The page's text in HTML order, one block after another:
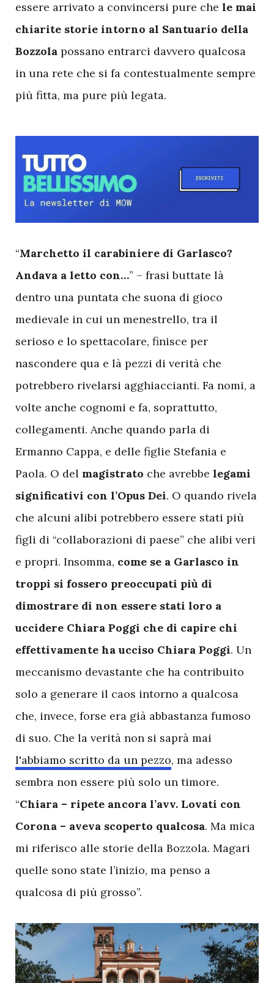
essere arrivato a convincersi pure che le mai
chiarite storie intorno al Santuario della
Bozzola possano entrarci davvero qualcosa
in una rete che si fa contestualmente sempre
più fitta, ma pure più legata.
“Marchetto il carabiniere di Garlasco?
Andava a letto con…” – frasi buttate là
dentro una puntata che suona di gioco
medievale in cui un menestrello, tra il
serioso e lo spettacolare, finisce per
nascondere qua e là pezzi di verità che
potrebbero rivelarsi agghiaccianti. Fa nomi, a
volte anche cognomi e fa, soprattutto,
collegamenti. Anche quando parla di
Ermanno Cappa, e delle figlie Stefania e
Paola. O del magistrato che avrebbe legami
significativi con l’Opus Dei. O quando rivela
che alcuni alibi potrebbero essere stati più
figli di “collaborazioni di paese” che alibi veri
e propri. Insomma, come se a Garlasco in
troppi si fossero preoccupati più di
dimostrare di non essere stati loro a
uccidere Chiara Poggi che di capire chi
effettivamente ha ucciso Chiara Poggi. Un
meccanismo devastante che ha contribuito
solo a generare il caos intorno a qualcosa
che, invece, forse era già abbastanza fumoso
di suo. Che la verità non si saprà mai
l'abbiamo scritto da un pezzo, ma adesso
sembra non essere più solo un timore.
“Chiara – ripete ancora l’avv. Lovati con
Corona – aveva scoperto qualcosa. Ma mica
mi riferisco alle storie della Bozzola. Magari
quelle sono state l’inizio, ma penso a
qualcosa di più grosso”.